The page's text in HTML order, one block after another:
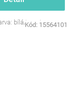
bílá/smetana
Kód: 15564101